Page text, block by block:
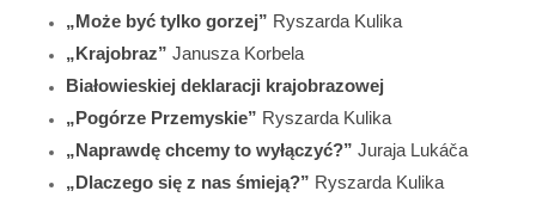
„Może być tylko gorzej” Ryszarda Kulika
„Krajobraz” Janusza Korbela
Białowieskiej deklaracji krajobrazowej
„Pogórze Przemyskie” Ryszarda Kulika
„Naprawdę chcemy to wyłączyć?” Juraja Lukáča
„Dlaczego się z nas śmieją?” Ryszarda Kulika